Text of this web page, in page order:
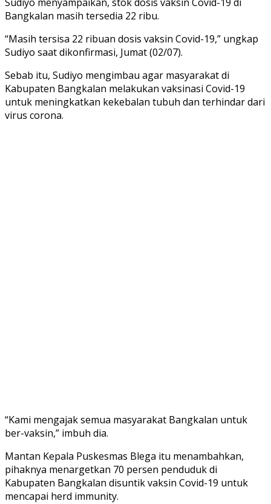
Sudiyo menyampaikan, stok dosis vaksin Covid-19 di
Bangkalan masih tersedia 22 ribu.
“Masih tersisa 22 ribuan dosis vaksin Covid-19,” ungkap
Sudiyo saat dikonfirmasi, Jumat (02/07).
Sebab itu, Sudiyo mengimbau agar masyarakat di
Kabupaten Bangkalan melakukan vaksinasi Covid-19
untuk meningkatkan kekebalan tubuh dan terhindar dari
virus corona.
“Kami mengajak semua masyarakat Bangkalan untuk
ber-vaksin,” imbuh dia.
Mantan Kepala Puskesmas Blega itu menambahkan,
pihaknya menargetkan 70 persen penduduk di
Kabupaten Bangkalan disuntik vaksin Covid-19 untuk
mencapai herd immunity.